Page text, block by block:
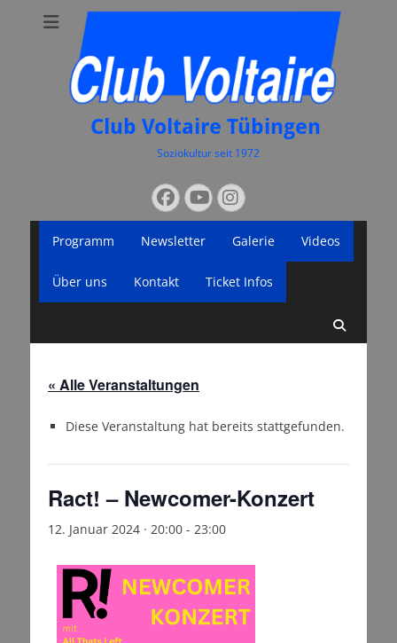
Club Voltaire Tübingen
Soziokultur seit 1972
nach:
Facebook
YouTube
Instagram
Menü
Inhalt
Programm Newsletter Galerie Videos
Über uns Kontakt Ticket Infos
« Alle Veranstaltungen
Diese Veranstaltung hat bereits stattgefunden.
Ract! – Newcomer-Konzert
12. Januar 2024 · 20:00 - 23:00